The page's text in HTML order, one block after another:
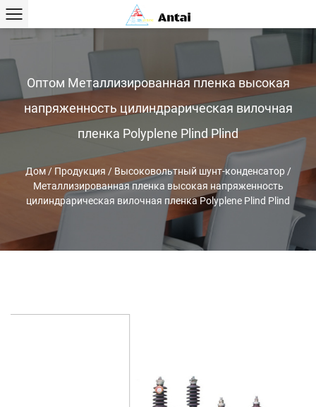
Оптом Металлизированная пленка высокая
напряженность цилиндрарическая вилочная
пленка Polyplene Plind Plind
Дом/ Продукция / Высоковольтный шунт-конденсатор /
Металлизированная пленка высокая напряженность
цилиндрарическая вилочная пленка Polyplene Plind Plind